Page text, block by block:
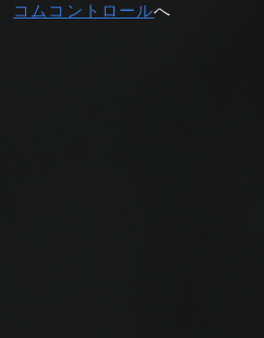
コムコントロールへ